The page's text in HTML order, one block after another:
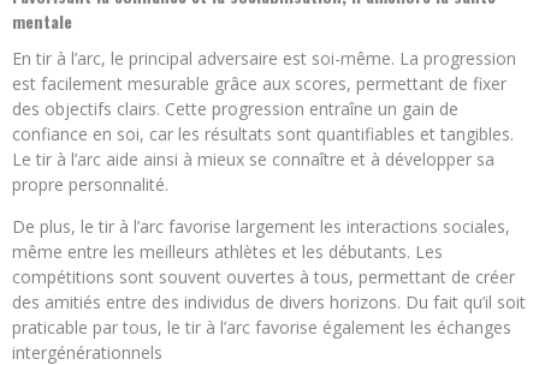
mentale
En tir à l’arc, le principal adversaire est soi-même. La progression
est facilement mesurable grâce aux scores, permettant de fixer
des objectifs clairs. Cette progression entraîne un gain de
confiance en soi, car les résultats sont quantifiables et tangibles.
Le tir à l’arc aide ainsi à mieux se connaître et à développer sa
propre personnalité.
De plus, le tir à l’arc favorise largement les interactions sociales,
même entre les meilleurs athlètes et les débutants. Les
compétitions sont souvent ouvertes à tous, permettant de créer
des amitiés entre des individus de divers horizons. Du fait qu’il soit
praticable par tous, le tir à l’arc favorise également les échanges
intergénérationnels